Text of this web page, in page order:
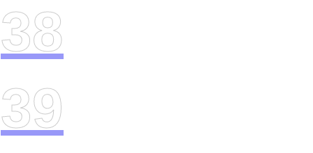
38
39